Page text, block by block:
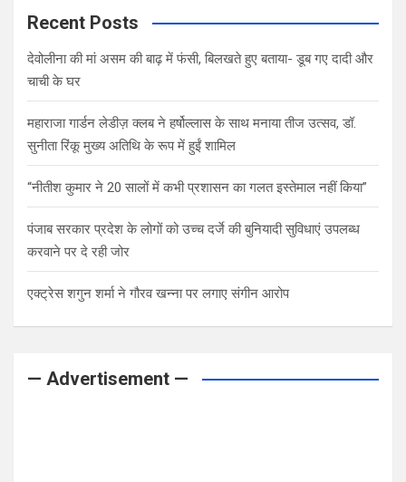
Recent Posts
देवोलीना की मां असम की बाढ़ में फंसी, बिलखते हुए बताया- डूब गए दादी और
चाची के घर
महाराजा गार्डन लेडीज़ क्लब ने हर्षोल्लास के साथ मनाया तीज उत्सव, डॉ.
सुनीता रिंकू मुख्य अतिथि के रूप में हुईं शामिल
“नीतीश कुमार ने 20 सालों में कभी प्रशासन का गलत इस्तेमाल नहीं किया”
पंजाब सरकार प्रदेश के लोगों को उच्च दर्जे की बुनियादी सुविधाएं उपलब्ध
करवाने पर दे रही जोर
एक्ट्रेस शगुन शर्मा ने गौरव खन्ना पर लगाए संगीन आरोप
— Advertisement —